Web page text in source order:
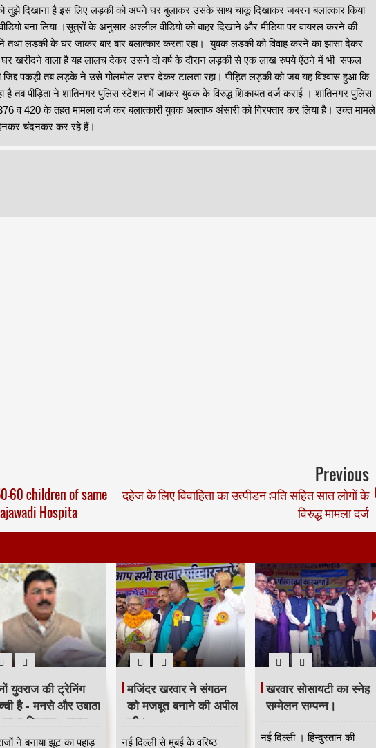
तुझे दिखाना है इस लिए लड़की को अपने घर बुलाकर उसके साथ चाकू दिखाकर जबरन बलात्कार किया
बना लिया ।सूत्रों के अनुसार अश्लील वीडियो को बाहर दिखाने और मीडिया पर वायरल करने की
लड़की के घर जाकर बार बार बलात्कार करता रहा। युवक लड़की को विवाह करने का झांसा देकर
घर खरीदने वाला है यह लालच देकर उसने दो वर्ष के दौरान लड़की से एक लाख रुपये ऐंठने में भी सफल
पकड़ी तब लड़के ने उसे गोलमोल उत्तर देकर टालता रहा। पीड़ित लड़की को जब यह विश्वास हुआ कि
पीड़िता ने शांतिनगर पुलिस स्टेशन में जाकर युवक के विरुद्ध शिकायत दर्ज कराई । शांतिनगर पुलिस
व 420 के तहत मामला दर्ज कर बलात्कारी युवक अल्ताफ अंसारी को गिरफ्तार कर लिया है। उक्त मामले
चंदनकर कर रहे हैं।
60 children of same
Hospita
Previous
दहेज के लिए विवाहिता का उत्पीडन ;पति सहित सात लोगों के
विरुद्ध मामला दर्ज
युवराज की ट्रेनिंग
है - मनसे और उबाठा
साधा निशाना - राहुल
ने बनाया झूट का पहाड़
मजिंदर खरवार ने संगठन
को मजबूत बनाने की अपील
की।
नई दिल्ली से मुंबई के वरिष्ठ
खरवार सोसायटी का स्नेह
सम्मेलन सम्पन्न।
नई दिल्ली । हिन्दुस्तान की